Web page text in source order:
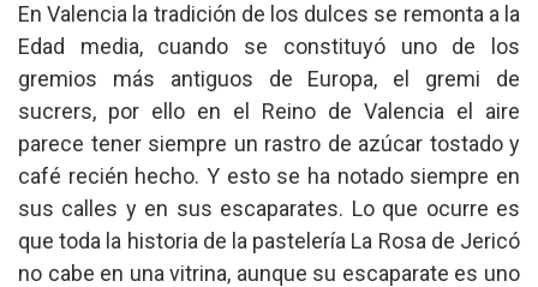
En Valencia la tradición de los dulces se remonta a la
Edad media, cuando se constituyó uno de los
gremios más antiguos de Europa, el gremi de
sucrers, por ello en el Reino de Valencia el aire
parece tener siempre un rastro de azúcar tostado y
café recién hecho. Y esto se ha notado siempre en
sus calles y en sus escaparates. Lo que ocurre es
que toda la historia de la pastelería La Rosa de Jericó
no cabe en una vitrina, aunque su escaparate es uno